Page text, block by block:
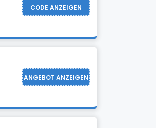
CODE ANZEIGEN
ANGEBOT ANZEIGEN